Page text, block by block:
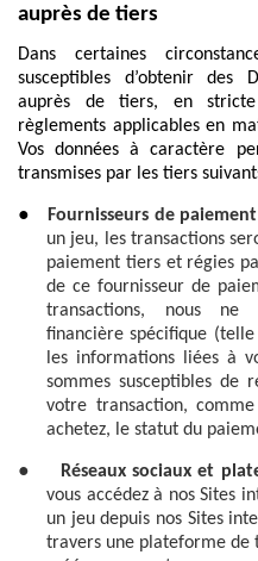
auprès de tiers
Dans certaines
susceptibles d’obtenir des
auprès de tiers, en
règlements applicables en
Vos données à caractère
transmises par les tiers
● Fournisseurs de
un jeu, les transactions
paiement tiers et régies
de ce fournisseur de
transactions, nous ne
financière spécifique
les informations liées à
sommes susceptibles de
votre transaction,
achetez, le statut du
● Réseaux sociaux et
vous accédez à nos Sites
un jeu depuis nos Sites
travers une plateforme de